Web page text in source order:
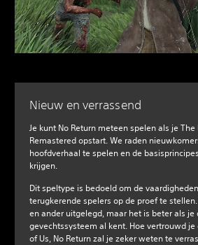
Nieuw en verrassend
Je kunt No Return meteen spelen als je The
Remastered opstart. We raden
hoofdverhaal te spelen en de
krijgen.
Dit speltype is bedoeld om de
terugkerende spelers op de proef te
en ander uitgelegd, maar het is beter als je
gevechtssysteem al kent. Hoe vertrouwd
of Us, No Return zal je zeker weten te